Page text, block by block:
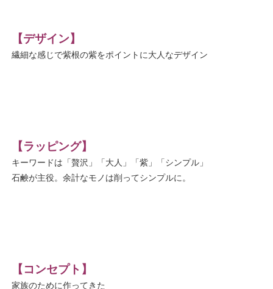
【デザイン】
繊細な感じで紫根の紫をポイントに大人なデザイン
【ラッピング】
キーワードは「贅沢」「大人」「紫」「シンプル」
石鹸が主役。余計なモノは削ってシンプルに。
【コンセプト】
家族のために作ってきた